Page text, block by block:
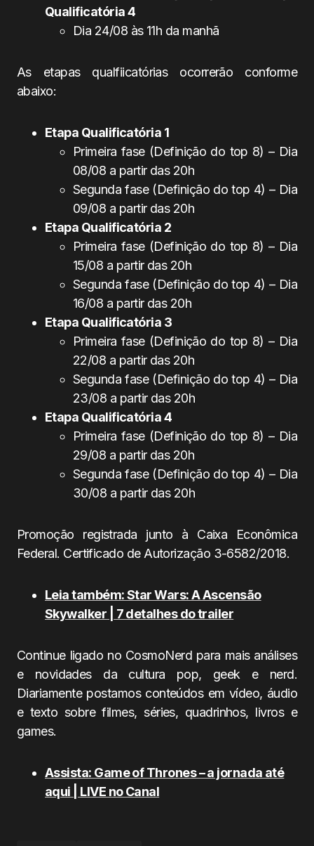
Qualificatória 4
Dia 24/08 às 11h da manhã
As etapas qualfiicatórias ocorrerão conforme
abaixo:
Etapa Qualificatória 1
Primeira fase (Definição do top 8) – Dia
08/08 a partir das 20h
Segunda fase (Definição do top 4) – Dia
09/08 a partir das 20h
Etapa Qualificatória 2
Primeira fase (Definição do top 8) – Dia
15/08 a partir das 20h
Segunda fase (Definição do top 4) – Dia
16/08 a partir das 20h
Etapa Qualificatória 3
Primeira fase (Definição do top 8) – Dia
22/08 a partir das 20h
Segunda fase (Definição do top 4) – Dia
23/08 a partir das 20h
Etapa Qualificatória 4
Primeira fase (Definição do top 8) – Dia
29/08 a partir das 20h
Segunda fase (Definição do top 4) – Dia
30/08 a partir das 20h
Promoção registrada junto à Caixa Econômica
Federal. Certificado de Autorização 3-6582/2018.
Leia também: Star Wars: A Ascensão
Skywalker | 7 detalhes do trailer
Continue ligado no CosmoNerd para mais análises
e novidades da cultura pop, geek e nerd.
Diariamente postamos conteúdos em vídeo, áudio
e texto sobre filmes, séries, quadrinhos, livros e
games.
Assista: Game of Thrones – a jornada até
aqui | LIVE no Canal